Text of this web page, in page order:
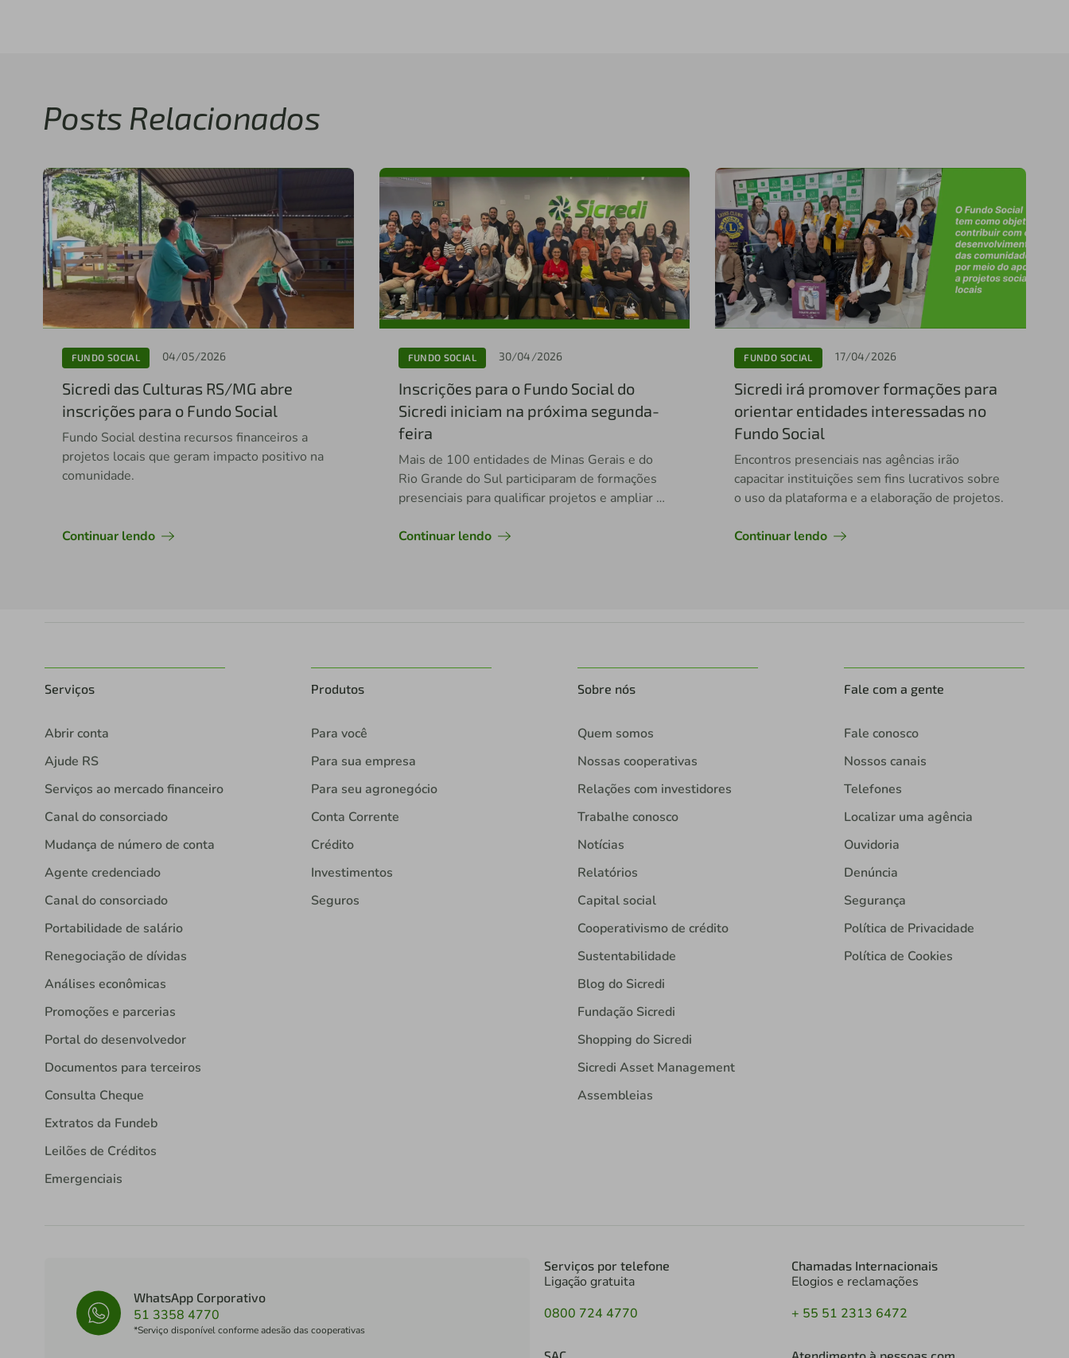
Posts Relacionados
FUNDO SOCIAL 04/05/2026
Sicredi das Culturas RS/MG abre
inscrições para o Fundo Social
Fundo Social destina recursos financeiros a
projetos locais que geram impacto positivo na
comunidade.
Continuar lendo
FUNDO SOCIAL 30/04/2026
Inscrições para o Fundo Social do
Sicredi iniciam na próxima segunda-
feira
Mais de 100 entidades de Minas Gerais e do
Rio Grande do Sul participaram de formações
presenciais para qualificar projetos e ampliar as
financeiros.
Continuar lendo
FUNDO SOCIAL 17/04/2026
Sicredi irá promover formações para
orientar entidades interessadas no
Fundo Social
Encontros presenciais nas agências irão
capacitar instituições sem fins lucrativos sobre
o uso da plataforma e a elaboração de projetos.
Continuar lendo
Serviços
Abrir conta
Ajude RS
Serviços ao mercado financeiro
Canal do consorciado
Mudança de número de conta
Agente credenciado
Canal do consorciado
Portabilidade de salário
Renegociação de dívidas
Análises econômicas
Promoções e parcerias
Portal do desenvolvedor
Documentos para terceiros
Consulta Cheque
Extratos da Fundeb
Leilões de Créditos
Emergenciais
Produtos
Para você
Para sua empresa
Para seu agronegócio
Conta Corrente
Crédito
Investimentos
Seguros
Sobre nós
Quem somos
Nossas cooperativas
Relações com investidores
Trabalhe conosco
Notícias
Relatórios
Capital social
Cooperativismo de crédito
Sustentabilidade
Blog do Sicredi
Fundação Sicredi
Shopping do Sicredi
Sicredi Asset Management
Assembleias
Fale com a gente
Fale conosco
Nossos canais
Telefones
Localizar uma agência
Ouvidoria
Denúncia
Segurança
Política de Privacidade
Política de Cookies
WhatsApp Corporativo
51 3358 4770
*Serviço disponível conforme adesão das cooperativas
Serviços por telefone
Ligação gratuita
0800 724 4770
Chamadas Internacionais
Elogios e reclamações
+ 55 51 2313 6472